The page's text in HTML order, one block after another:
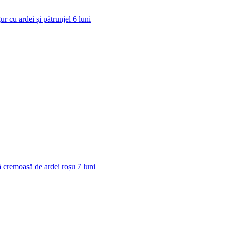
cu ardei și pătrunjel 6 luni
cremoasă de ardei roșu 7 luni